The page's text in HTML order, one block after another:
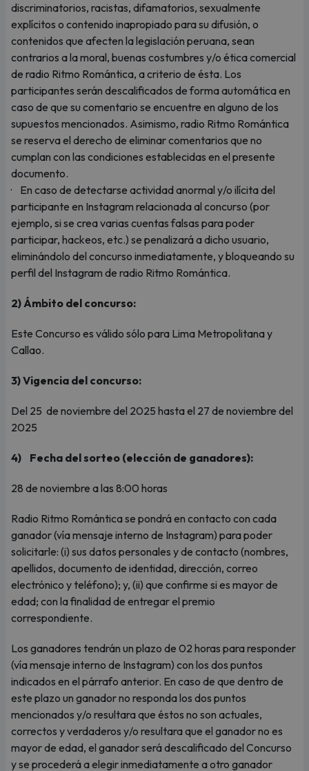
discriminatorios, racistas, difamatorios, sexualmente
explícitos o contenido inapropiado para su difusión, o
contenidos que afecten la legislación peruana, sean
contrarios a la moral, buenas costumbres y/o ética comercial
de radio Ritmo Romántica, a criterio de ésta. Los
participantes serán descalificados de forma automática en
caso de que su comentario se encuentre en alguno de los
supuestos mencionados. Asimismo, radio Ritmo Romántica
se reserva el derecho de eliminar comentarios que no
cumplan con las condiciones establecidas en el presente
documento.
· En caso de detectarse actividad anormal y/o ilícita del
participante en Instagram relacionada al concurso (por
ejemplo, si se crea varias cuentas falsas para poder
participar, hackeos, etc.) se penalizará a dicho usuario,
eliminándolo del concurso inmediatamente, y bloqueando su
perfil del Instagram de radio Ritmo Romántica.
2) Ámbito del concurso:
Este Concurso es válido sólo para Lima Metropolitana y
Callao.
3) Vigencia del concurso:
Del 25 de noviembre del 2025 hasta el 27 de noviembre del
2025
4) Fecha del sorteo (elección de ganadores):
28 de noviembre a las 8:00 horas
Radio Ritmo Romántica se pondrá en contacto con cada
ganador (vía mensaje interno de Instagram) para poder
solicitarle: (i) sus datos personales y de contacto (nombres,
apellidos, documento de identidad, dirección, correo
electrónico y teléfono); y, (ii) que confirme si es mayor de
edad; con la finalidad de entregar el premio
correspondiente.
Los ganadores tendrán un plazo de 02 horas para responder
(vía mensaje interno de Instagram) con los dos puntos
indicados en el párrafo anterior. En caso de que dentro de
este plazo un ganador no responda los dos puntos
mencionados y/o resultara que éstos no son actuales,
correctos y verdaderos y/o resultara que el ganador no es
mayor de edad, el ganador será descalificado del Concurso
y se procederá a elegir inmediatamente a otro ganador